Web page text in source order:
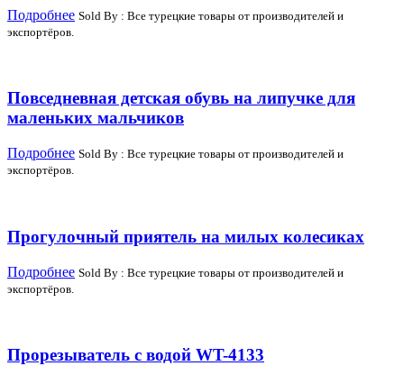
Подробнее Sold By : Все турецкие товары от производителей и
экспортёров.
Повседневная детская обувь на липучке для
маленьких мальчиков
Подробнее Sold By : Все турецкие товары от производителей и
экспортёров.
Прогулочный приятель на милых колесиках
Подробнее Sold By : Все турецкие товары от производителей и
экспортёров.
Прорезыватель с водой WT-4133